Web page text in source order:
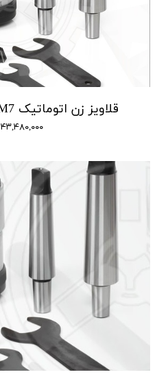
قلاویز زن اتوماتیک AST POWER M2-M7
۴۳,۴۸۰,۰۰۰ تومان